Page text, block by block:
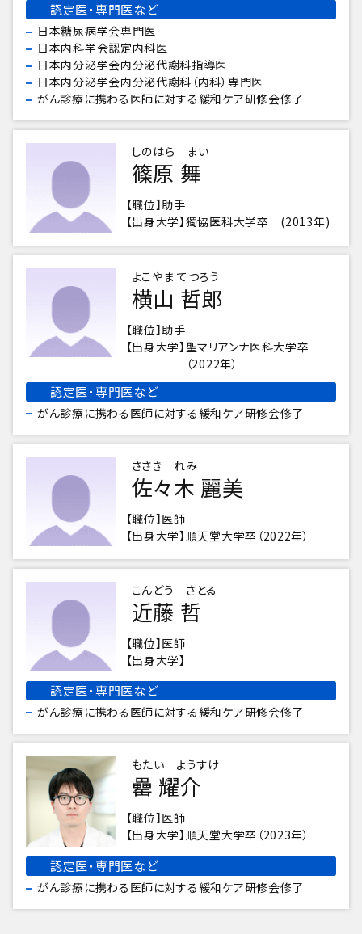
認定医・専門医など
日本糖尿病学会専門医
日本内科学会認定内科医
日本内分泌学会内分泌代謝科指導医
日本内分泌学会内分泌代謝科（内科）専門医
がん診療に携わる医師に対する緩和ケア研修会修了
しのはら まい
篠原 舞
職位 助手
出身大学 獨協医科大学卒 (2013年)
よこやま てつろう
横山 哲郎
職位 助手
出身大学 聖マリアンナ医科大学卒
（2022年）
認定医・専門医など
がん診療に携わる医師に対する緩和ケア研修会修了
ささき れみ
佐々木 麗美
職位 医師
出身大学 順天堂大学卒（2022年）
こんどう さとる
近藤 哲
職位 医師
出身大学
認定医・専門医など
がん診療に携わる医師に対する緩和ケア研修会修了
もたい ようすけ
罍 耀介
職位 医師
出身大学 順天堂大学卒（2023年）
認定医・専門医など
がん診療に携わる医師に対する緩和ケア研修会修了